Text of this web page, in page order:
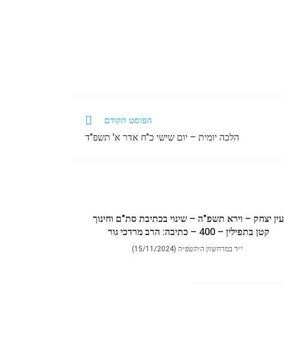
הפוסט הקודם
הלכה יומית – יום שישי כ"ח אדר א' תשפ"ד
עין יצחק – וירא תשפ"ה – שינוי בכתיבת סת"ם וחינוך
קטן בתפילין – 400 – כתיבה: הרב מרדכי גור
י״ד במרחשוון ה׳תשפ״ה (15/11/2024)